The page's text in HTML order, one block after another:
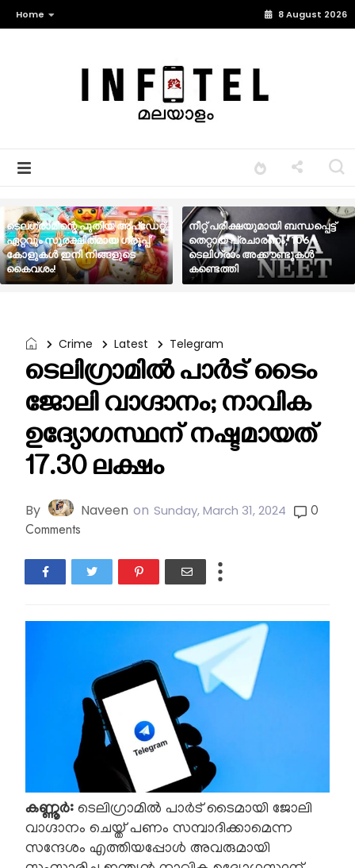
Home 8 August 2026
ടെലഗ്രാമിന്റെ പുതിയ അപ്‌ഡേറ്റ്:
ഏറ്റവും സുരക്ഷിതമായ ഗ്രൂപ്പ്
കോളുകൾ ഇനി നിങ്ങളുടെ
കൈവശം!
നീറ്റ് പരീക്ഷയുമായി ബന്ധപ്പെട്ട്
തെറ്റായ പ്രചാരണം; 106
ടെലിഗ്രാം അക്കൗണ്ടുകൾ
കണ്ടെത്തി
Crime Latest Telegram
ടെ​ലി​ഗ്രാ​മി​ൽ പാ​ർ​ട് ടൈം​
ജോലി വാഗ്ദാനം; നാവിക
ഉദ്യോഗസ്ഥന് നഷ്ടമായത്
17.30 ലക്ഷം
By Naveen on Sunday, March 31, 2024
0
Comments
കണ്ണൂർ: ടെലിഗ്രാമിൽ പാർട് ടൈമായി ജോലി
വാഗ്ദാനം ചെയ്ത് പണം സമ്പാദിക്കാമെന്ന
സന്ദേശം എത്തിയപ്പോൾ അവരുമായി